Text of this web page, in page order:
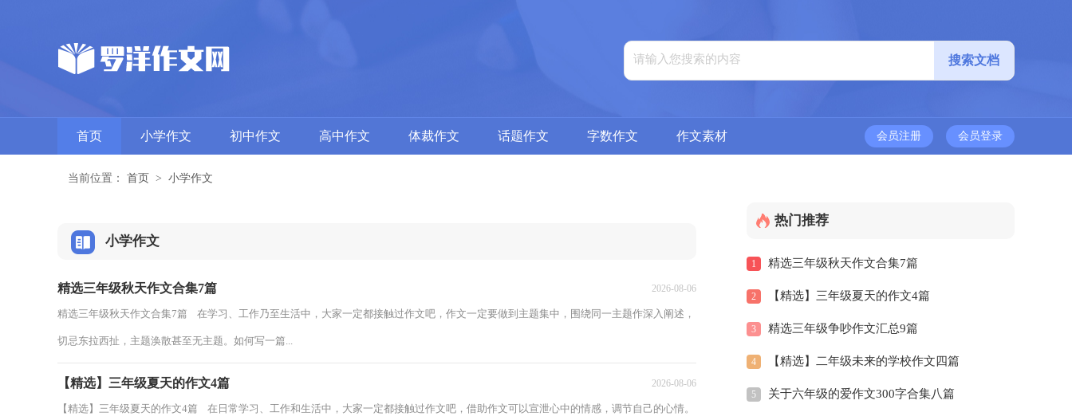
首页 小学作文 初中作文 高中作文 体裁作文 话题作文 字数作文 作文素材 会员登录
会员注册
当前位置： 首页 > 小学作文
小学作文
精选三年级秋天作文合集7篇 2026-08-06
精选三年级秋天作文合集7篇 在学习、工作乃至生活中，大家一定都接触过作文吧，作文一定要做到主题集中，围绕同一主题作深入阐述，
切忌东拉西扯，主题涣散甚至无主题。如何写一篇...
【精选】三年级夏天的作文4篇 2026-08-06
【精选】三年级夏天的作文4篇 在日常学习、工作和生活中，大家一定都接触过作文吧，借助作文可以宣泄心中的情感，调节自己的心情。
热门推荐
1 精选三年级秋天作文合集7篇
2 【精选】三年级夏天的作文4篇
3 精选三年级争吵作文汇总9篇
4 【精选】二年级未来的学校作文四篇
5 关于六年级的爱作文300字合集八篇